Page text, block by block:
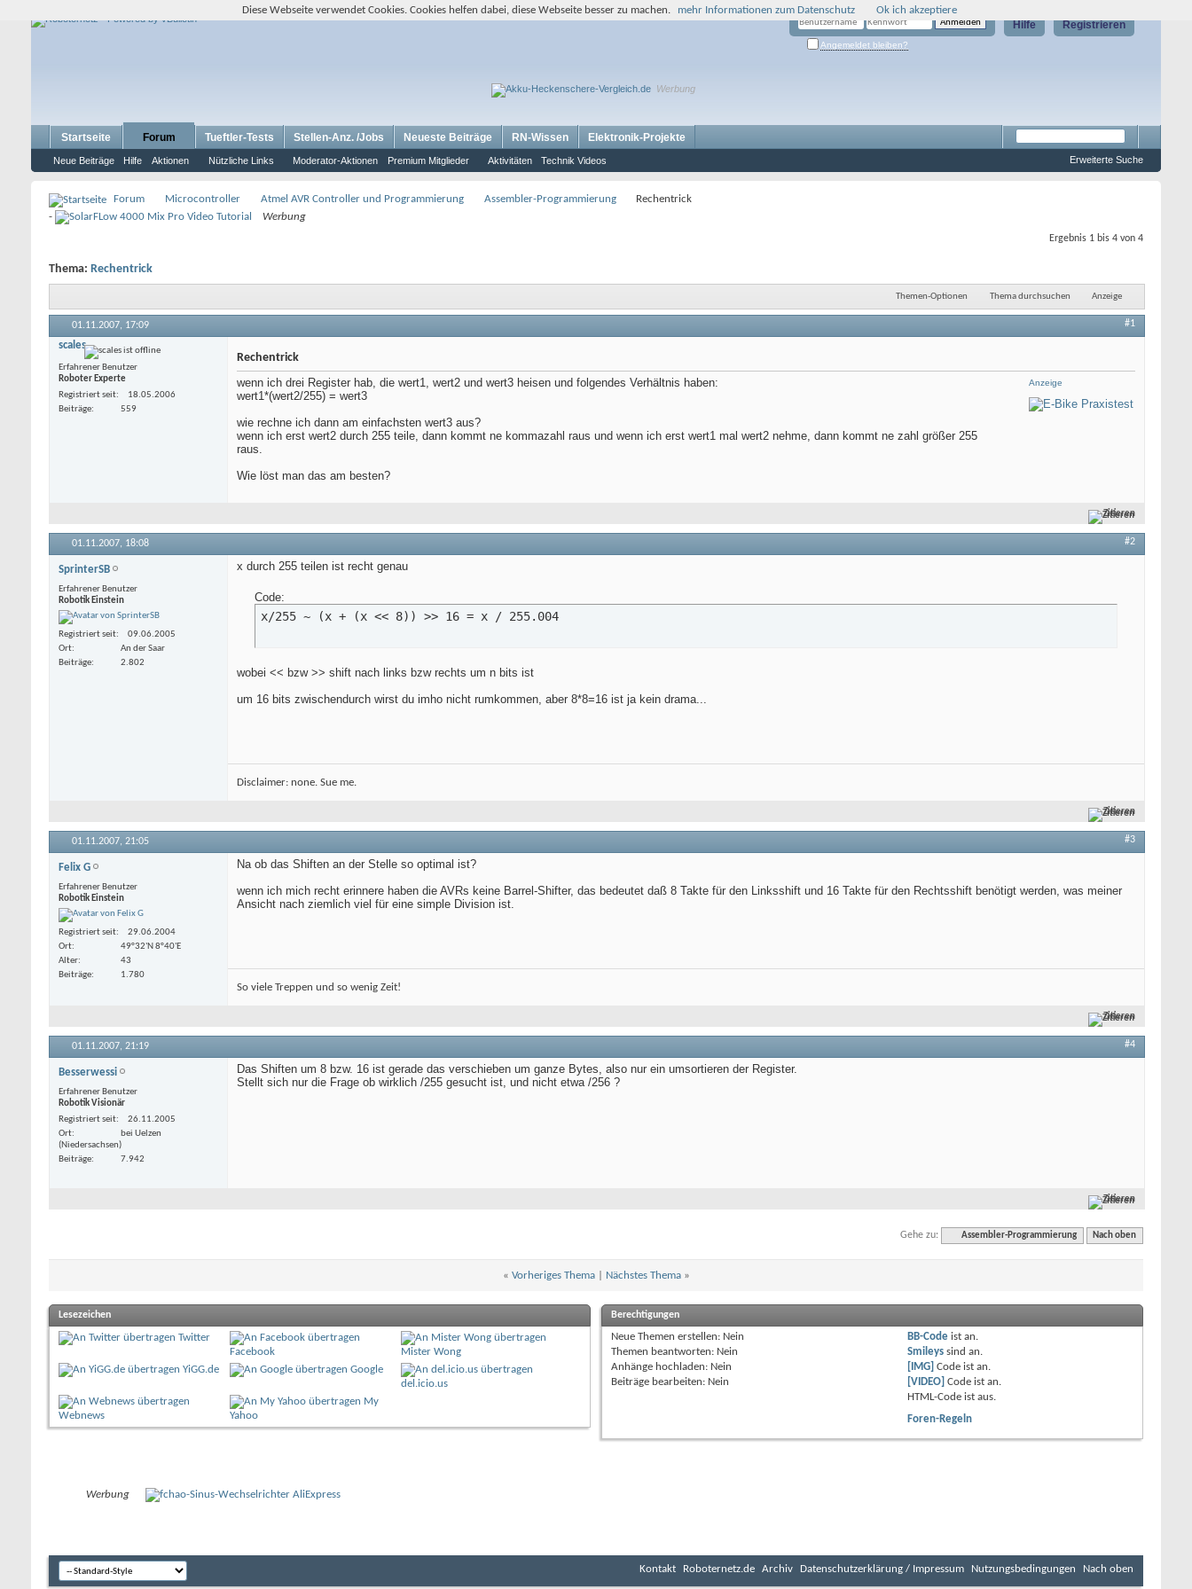
Registrieren
Hilfe
Angemeldet bleiben?
Werbung
Startseite Forum
Neue Beiträge Hilfe Aktionen Nützliche Links Moderator-Aktionen Premium Mitglieder Aktivitäten Technik Videos
Tueftler-Tests Stellen-Anz. /Jobs Neueste Beiträge RN-Wissen Elektronik-Projekte
Erweiterte Suche
Forum Microcontroller Atmel AVR Controller und Programmierung Assembler-Programmierung
Rechentrick
-
Werbung
Ergebnis 1 bis 4 von 4
Thema: Rechentrick
Themen-Optionen Thema durchsuchen Anzeige
01.11.2007, 17:09 #1
scales
Erfahrener Benutzer
Roboter Experte
Registriert seit
18.05.2006
Beiträge
559
Rechentrick
Anzeige
wenn ich drei Register hab, die wert1, wert2 und wert3 heisen und folgendes Verhältnis haben:
wert1*(wert2/255) = wert3
wie rechne ich dann am einfachsten wert3 aus?
wenn ich erst wert2 durch 255 teile, dann kommt ne kommazahl raus und wenn ich erst wert1 mal wert2 nehme, dann kommt ne zahl größer 255
raus.
Wie löst man das am besten?
Zitieren
01.11.2007, 18:08 #2
SprinterSB
Erfahrener Benutzer
Robotik Einstein
Registriert seit
09.06.2005
Ort
An der Saar
Beiträge
2.802
x durch 255 teilen ist recht genau
Code:
x/255 ~ (x + (x << 8)) >> 16 = x / 255.004
wobei << bzw >> shift nach links bzw rechts um n bits ist
um 16 bits zwischendurch wirst du imho nicht rumkommen, aber 8*8=16 ist ja kein drama...
Disclaimer: none. Sue me.
Zitieren
01.11.2007, 21:05 #3
Felix G
Erfahrener Benutzer
Robotik Einstein
Registriert seit
29.06.2004
Ort
49°32'N 8°40'E
Alter
43
Beiträge
1.780
Na ob das Shiften an der Stelle so optimal ist?
wenn ich mich recht erinnere haben die AVRs keine Barrel-Shifter, das bedeutet daß 8 Takte für den Linksshift und 16 Takte für den Rechtsshift benötigt werden, was meiner
Ansicht nach ziemlich viel für eine simple Division ist.
So viele Treppen und so wenig Zeit!
Zitieren
01.11.2007, 21:19 #4
Besserwessi
Erfahrener Benutzer
Robotik Visionär
Registriert seit
26.11.2005
Ort
bei Uelzen
(Niedersachsen)
Beiträge
7.942
Das Shiften um 8 bzw. 16 ist gerade das verschieben um ganze Bytes, also nur ein umsortieren der Register.
Stellt sich nur die Frage ob wirklich /255 gesucht ist, und nicht etwa /256 ?
Zitieren
Gehe zu: Assembler-Programmierung Nach oben
« Vorheriges Thema| Nächstes Thema »
Lesezeichen
Twitter
Facebook
Mister Wong
YiGG.de
Google
del.icio.us
Webnews
My
Yahoo
Berechtigungen
Neue Themen erstellen: Nein
Themen beantworten: Nein
Anhänge hochladen: Nein
Beiträge bearbeiten: Nein
BB-Code istan.
Smileys sindan.
[IMG] Code istan.
[VIDEO] Code istan.
HTML-Code istaus.
Foren-Regeln
Werbung
Kontakt Roboternetz.de Archiv Datenschutzerklärung / Impressum Nutzungsbedingungen Nach oben
Diese Webseite verwendet Cookies. Cookies helfen dabei, diese Webseite besser zu machen. mehr Informationen zum Datenschutz Ok ich akzeptiere